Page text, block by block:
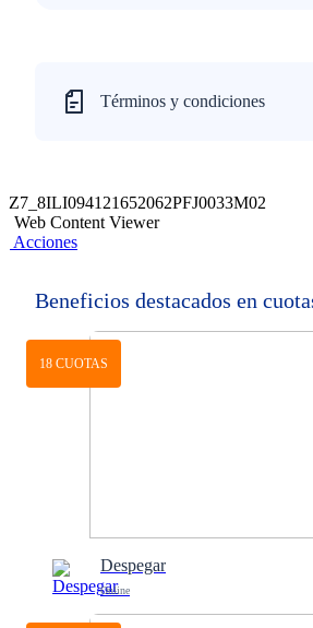
Términos y condiciones
Z7_8ILI094121652062PFJ0033M02
Web Content Viewer
Acciones
Beneficios destacados en
18 CUOTAS
Despegar
Online